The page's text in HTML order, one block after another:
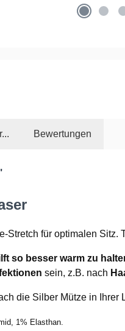
Bewertungen
Stretch für optimalen Sitz.
so besser warm zu
sein, z.B. nach
die Silber Mütze in
1% Elasthan.